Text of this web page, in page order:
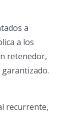
a
a los
retenedor,
recurrente,